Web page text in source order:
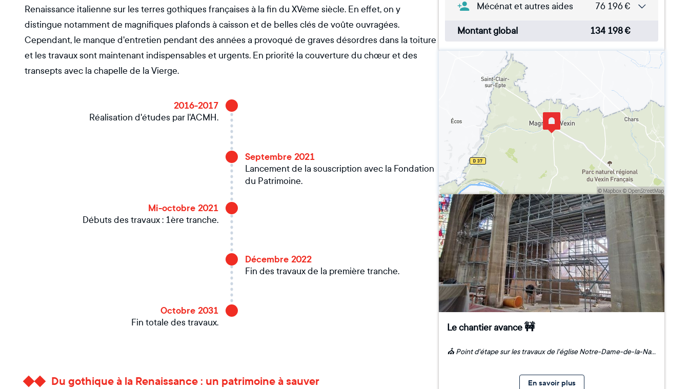
Renaissance italienne sur les terres gothiques françaises à la fin du XVème siècle. En effet, on y
distingue notamment de magnifiques plafonds à caisson et de belles clés de voûte ouvragées.
Cependant, le manque d'entretien pendant des années a provoqué de graves désordres dans la toiture
et les travaux sont maintenant indispensables et urgents. En priorité la couverture du chœur et des
transepts avec la chapelle de la Vierge.
2016-2017
Réalisation d'études par l'ACMH.
Septembre 2021
Lancement de la souscription avec la Fondation
du Patrimoine.
Mi-octobre 2021
Débuts des travaux : 1ère tranche.
Décembre 2022
Fin des travaux de la première tranche.
Octobre 2031
Fin totale des travaux.
Du gothique à la Renaissance : un patrimoine à sauver
Mécénat et autres aides 76 196€
Montant global 134 198€
Le chantier avance 🚧
⛪ Point d'étape sur les travaux de l'église Notre-Dame-de-la-Nativité de Magny-en-Vexin qui continue de faire peau neuve! 🏗️ Après l'effondrement partiel d'un voûtain situé sur le bas-côté Sud du chœur, des travaux d'étaiement ont été menés, suivis d'une phase de nettoyage, de la refonte de la toiture de la nef et de la consolidation des voûtains. 👷 Mesures de sécurité obligent, il faudra patienter encore pour que l'édifice ne rouvre ses portes. Nous vous tiendrons informés de l'avancée du chantier, qui s'apprête à entamer sa 2ème tranche ! 📷 D.R
En savoir plus